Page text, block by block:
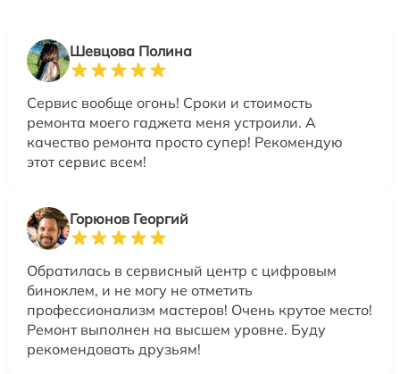
Шевцова Полина
Сервис вообще огонь! Сроки и стоимость
ремонта моего гаджета меня устроили. А
качество ремонта просто супер! Рекомендую
этот сервис всем!
Горюнов Георгий
Обратилась в сервисный центр с цифровым
биноклем, и не могу не отметить
профессионализм мастеров! Очень крутое место!
Ремонт выполнен на высшем уровне. Буду
рекомендовать друзьям!